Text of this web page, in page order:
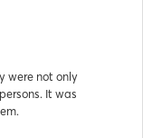
and all of the